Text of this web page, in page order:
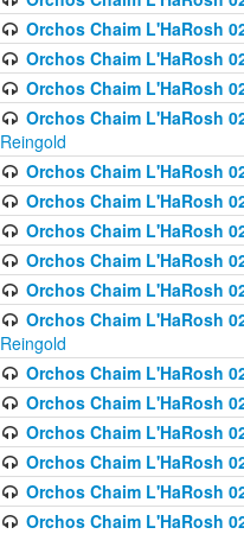
Orchos Chaim L'HaRosh
Orchos Chaim L'HaRosh
Orchos Chaim L'HaRosh
Orchos Chaim L'HaRosh
Reingold
Orchos Chaim L'HaRosh
Orchos Chaim L'HaRosh
Orchos Chaim L'HaRosh
Orchos Chaim L'HaRosh
Orchos Chaim L'HaRosh
Orchos Chaim L'HaRosh
Reingold
Orchos Chaim L'HaRosh
Orchos Chaim L'HaRosh
Orchos Chaim L'HaRosh
Orchos Chaim L'HaRosh
Orchos Chaim L'HaRosh
Orchos Chaim L'HaRosh